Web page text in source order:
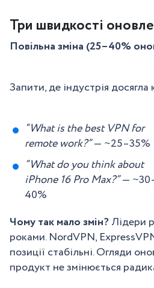
Три швидкості
Повільна зміна (25–40%
Запити, де індустрія досягла
“What is the best VPN for
remote work?”— ~25–35%
“What do you think about
iPhone 16 Pro Max?”—
40%
Чому так мало змін?Лідери
роками. NordVPN,
позиції стабільні. Огляди
продукт не змінюється